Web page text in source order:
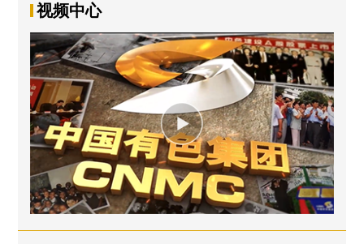
视频中心